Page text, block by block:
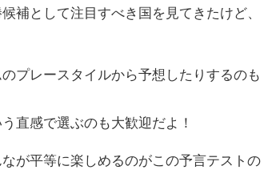
補として注目すべき国を見てきたけど、
プレースタイルから予想したりするのも
直感で選ぶのも大歓迎だよ！
が平等に楽しめるのがこの予言テストの